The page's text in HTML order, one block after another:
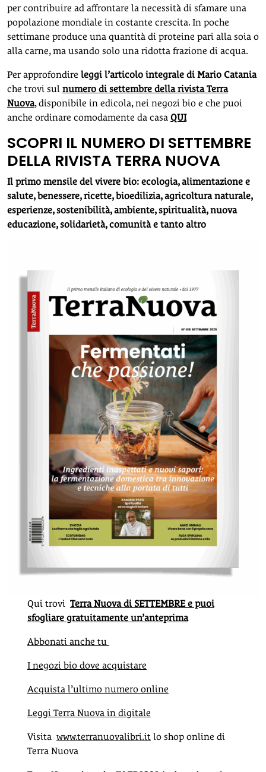
per contribuire ad affrontare la necessità di sfamare una
popolazione mondiale in costante crescita. In poche
settimane produce una quantità di proteine pari alla soia o
alla carne, ma usando solo una ridotta frazione di acqua.
Per approfondire leggi l’articolo integrale di Mario Catania
che trovi sul numero di settembre della rivista Terra
Nuova, disponibile in edicola, nei negozi bio e che puoi
anche ordinare comodamente da casa QUI
SCOPRI IL NUMERO DI SETTEMBRE
DELLA RIVISTA TERRA NUOVA
Il primo mensile del vivere bio: ecologia, alimentazione e
salute, benessere, ricette, bioedilizia, agricoltura naturale,
esperienze, sostenibilità, ambiente, spiritualità, nuova
educazione, solidarietà, comunità e tanto altro
Qui trovi Terra Nuova di SETTEMBRE e puoi
sfogliare gratuitamente un’anteprima
Abbonati anche tu
I negozi bio dove acquistare
Acquista l’ultimo numero online
Leggi Terra Nuova in digitale
Visita www.terranuovalibri.itlo shop online di
Terra Nuova